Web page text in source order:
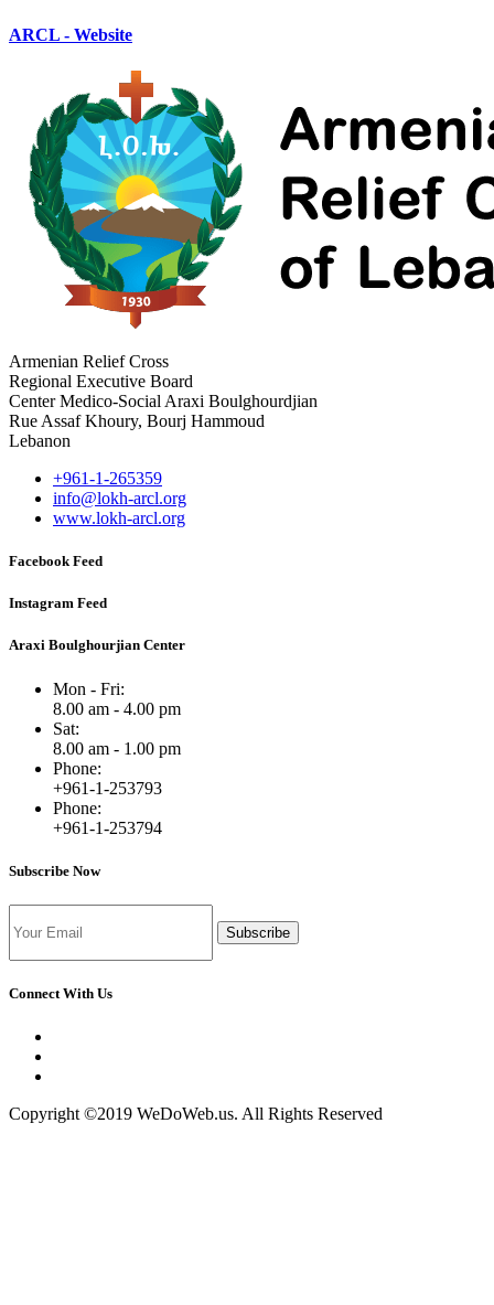
ARCL - Website
Armenian Relief Cross
Regional Executive Board
Center Medico-Social Araxi Boulghourdjian
Rue Assaf Khoury, Bourj Hammoud
Lebanon
+961-1-265359
info@lokh-arcl.org
www.lokh-arcl.org
Facebook Feed
Instagram Feed
Araxi Boulghourjian Center
Mon - Fri:
8.00 am - 4.00 pm
Sat:
8.00 am - 1.00 pm
Phone:
+961-1-253793
Phone:
+961-1-253794
Subscribe Now
Subscribe
Connect With Us
Copyright ©2019 WeDoWeb.us. All Rights Reserved